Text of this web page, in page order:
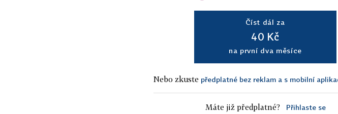
Číst dál za
40 Kč
na první dva měsíce
Nebo zkuste předplatné bez reklam a s mobilní
Máte již předplatné? Přihlaste se